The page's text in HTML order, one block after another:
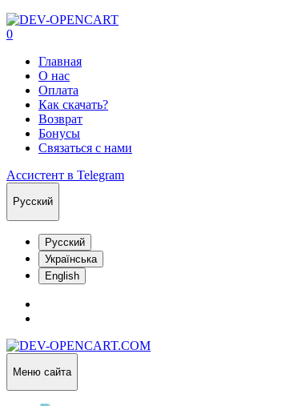
0
Главная
О нас
Оплата
Как скачать?
Возврат
Бонусы
Связаться с нами
Ассистент в Telegram
Русский
Русский
Українська
English
Меню сайта